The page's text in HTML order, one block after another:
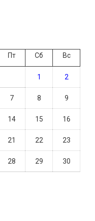
Пт Сб Вс
1 2
7 8 9
14 15 16
21 22 23
28 29 30